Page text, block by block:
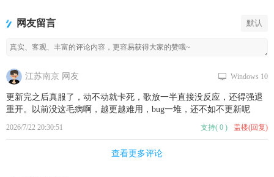
网友留言 默认
江苏南京 网友
2026/7/22 20:30:51
更新完之后真服了，动不动就卡死，歌放一半直接没反应，还得强退
重开。以前没这毛病啊，越更越难用，bug一堆，还不如不更新呢
Windows 10
支持( 0 ) 盖楼(回复)
查看更多评论